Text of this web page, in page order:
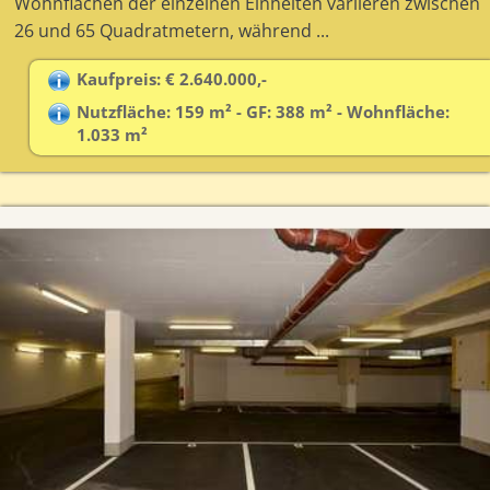
26 und 65 Quadratmetern, während ...
Kaufpreis: € 2.640.000,-
Nutzfläche: 159 m² - GF: 388 m² - Wohnfläche:
1.033 m²